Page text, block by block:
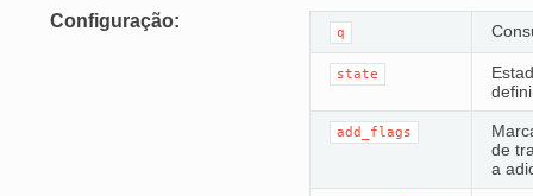
Configuração
q
state
add_flags
de
a